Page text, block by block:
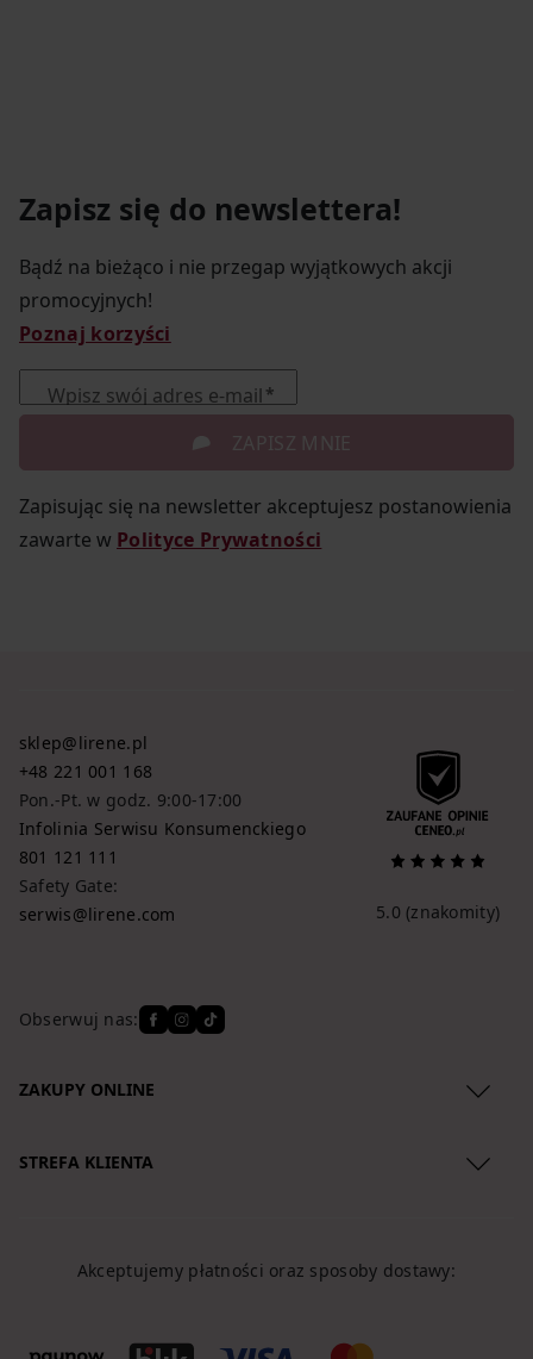
Zapisz się do newslettera!
Bądź na bieżąco i nie przegap wyjątkowych akcji
promocyjnych!
Poznaj korzyści
Wpisz swój adres e-mail
ZAPISZ MNIE
Zapisując się na newsletter akceptujesz postanowienia
zawarte w Polityce Prywatności
Obserwuj nas:
sklep@lirene.pl
+48 221 001 168
Pon.-Pt. w godz. 9:00-17:00
Infolinia Serwisu Konsumenckiego
801 121 111
Safety Gate:
serwis@lirene.com
Akceptujemy płatności oraz sposoby dostawy:
ZAKUPY ONLINE
Polityka Prywatności
Regulamin newslettera
STREFA KLIENTA
Koszty dostawy
5.0 (znakomity)